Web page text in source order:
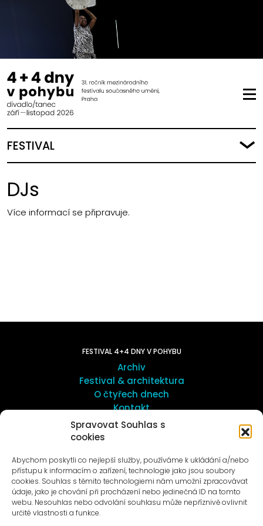
Spravovat Souhlas s
cookies
Abychom poskytli co nejlepší služby, používáme k ukládání a/nebo
přístupu k informacím o zařízení, technologie jako jsou soubory
cookies. Souhlas s těmito technologiemi nám umožní zpracovávat
údaje, jako je chování při procházení nebo jedinečná ID na tomto
webu. Nesouhlas nebo odvolání souhlasu může nepříznivě ovlivnit
určité vlastnosti a funkce.
FESTIVAL
DJs
Více informací se připravuje.
FESTIVAL 4+4 DNY V POHYBU
Archiv
Festival & architektura
O čtyřech dnech
Kontakt
O umění v Motole